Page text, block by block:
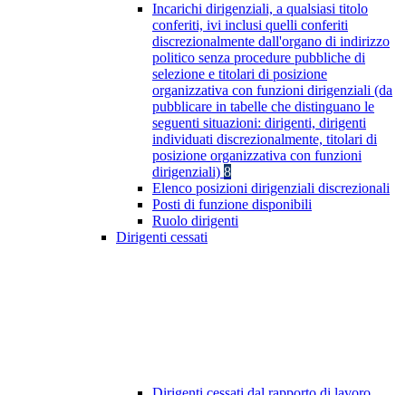
Incarichi dirigenziali, a qualsiasi titolo
conferiti, ivi inclusi quelli conferiti
discrezionalmente dall'organo di indirizzo
politico senza procedure pubbliche di
selezione e titolari di posizione
organizzativa con funzioni dirigenziali (da
pubblicare in tabelle che distinguano le
seguenti situazioni: dirigenti, dirigenti
individuati discrezionalmente, titolari di
posizione organizzativa con funzioni
dirigenziali) 8
Elenco posizioni dirigenziali discrezionali
Posti di funzione disponibili
Ruolo dirigenti
Dirigenti cessati